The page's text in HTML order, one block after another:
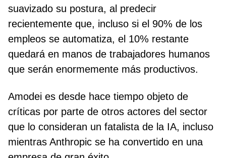
suavizado su postura, al predecir
recientemente que, incluso si el 90% de los
empleos se automatiza, el 10% restante
quedará en manos de trabajadores humanos
que serán enormemente más productivos.
Amodei es desde hace tiempo objeto de
críticas por parte de otros actores del sector
que lo consideran un fatalista de la IA, incluso
mientras Anthropic se ha convertido en una